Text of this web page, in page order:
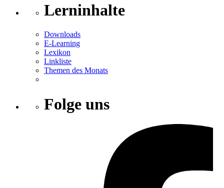
Lerninhalte
Downloads
E-Learning
Lexikon
Linkliste
Themen des Monats
Folge uns